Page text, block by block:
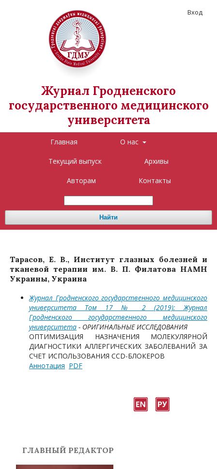
Журнал Гродненского
государственного медицинского
университета
Главная О нас
Текущий выпуск Архивы
Авторам Контакты
Найти
Вход
Тарасов, Е. В., Институт глазных болезней и
тканевой терапии им. В. П. Филатова НАМН
Украины, Украина
Журнал Гродненского государственного медицинского
университета Том 17 № 2 (2019): Журнал
Гродненского государственного медицинского
университета - ОРИГИНАЛЬНЫЕ ИССЛЕДОВАНИЯ
ОПТИМИЗАЦИЯ НАЗНАЧЕНИЯ МОЛЕКУЛЯРНОЙ
ДИАГНОСТИКИ АЛЛЕРГИЧЕСКИХ ЗАБОЛЕВАНИЙ ЗА
СЧЕТ ИСПОЛЬЗОВАНИЯ ССD-БЛОКЕРОВ
Аннотация PDF
ГЛАВНЫЙ РЕДАКТОР